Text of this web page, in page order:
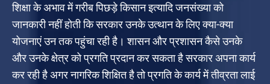
शिक्षा के अभाव में गरीब पिछड़े किसान इत्यादि जनसंख्या को
जानकारी नहीं होती कि सरकार उनके उत्थान के लिए क्या-क्या
योजनाएं उन तक पहुंचा रही है। शासन और प्रशासन कैसे उनके
और उनके क्षेत्र को प्रगति प्रदान कर सकता है सरकार अपना कार्य
कर रही है अगर नागरिक शिक्षित है तो प्रगति के कार्य में तीव्रता लाई